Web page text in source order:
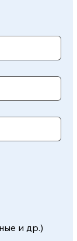
и др.)